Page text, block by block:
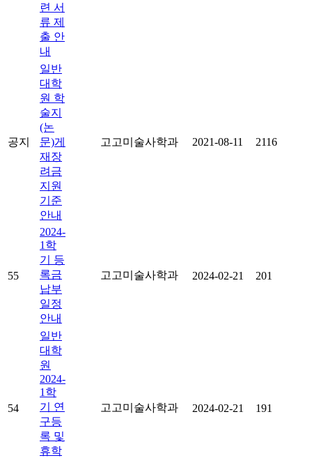
련 서
류 제
출 안
내
공지
일반
대학
원 학
술지
(논
문)게
재장
려금
지원
기준
안내
고고미술사학과 2021-08-11 2116
55
2024-
1학
기 등
록금
납부
일정
안내
고고미술사학과 2024-02-21 201
54
일반
대학
원
2024-
1학
기 연
구등
록 및
휴학
고고미술사학과 2024-02-21 191